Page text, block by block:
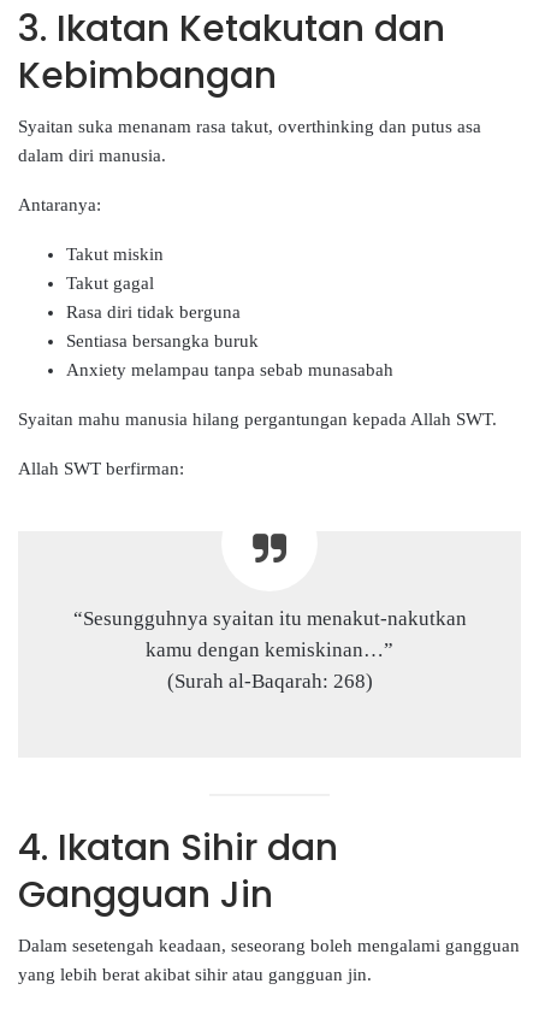
3. Ikatan Ketakutan dan
Kebimbangan
Syaitan suka menanam rasa takut, overthinking dan putus asa
dalam diri manusia.
Antaranya:
Takut miskin
Takut gagal
Rasa diri tidak berguna
Sentiasa bersangka buruk
Anxiety melampau tanpa sebab munasabah
Syaitan mahu manusia hilang pergantungan kepada Allah SWT.
Allah SWT berfirman:
“Sesungguhnya syaitan itu menakut-nakutkan
kamu dengan kemiskinan…”
(Surah al-Baqarah: 268)
4. Ikatan Sihir dan
Gangguan Jin
Dalam sesetengah keadaan, seseorang boleh mengalami gangguan
yang lebih berat akibat sihir atau gangguan jin.